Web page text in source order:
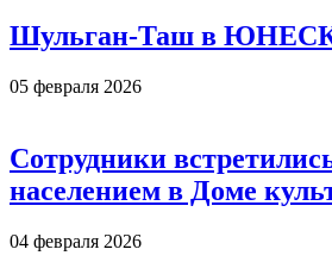
Шульган-Таш в
05 февраля 2026
Сотрудники
населением в Доме
04 февраля 2026